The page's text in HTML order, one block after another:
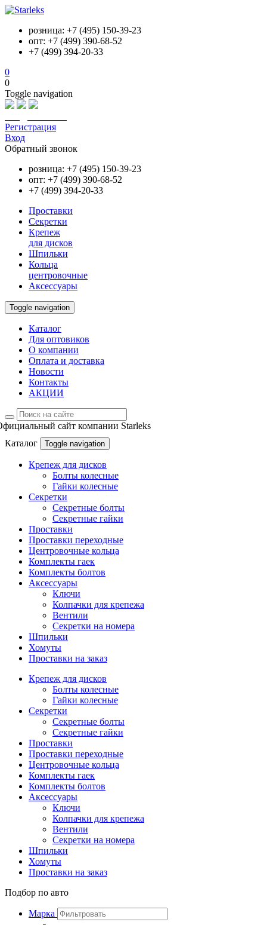
розница: +7 (495) 150-39-23
опт: +7 (499) 390-68-52
+7 (499) 394-20-33
0
0
Toggle navigation
Регистрация
Вход
Обратный звонок
розница: +7 (495) 150-39-23
опт: +7 (499) 390-68-52
+7 (499) 394-20-33
Проставки
Секретки
Крепеж
для дисков
Шпильки
Кольца
центровочные
Аксессуары
Toggle navigation
Каталог
Для оптовиков
О компании
Оплата и доставка
Новости
Контакты
АКЦИИ
сайт компании Starleks
Каталог
Toggle navigation
Крепеж для дисков
Болты колесные
Гайки колесные
Секретки
Секретные болты
Секретные гайки
Проставки
Проставки переходные
Центровочные кольца
Комплекты гаек
Комплекты болтов
Аксессуары
Ключи
Колпачки для крепежа
Вентили
Секретки на номера
Шпильки
Хомуты
Проставки на заказ
Крепеж для дисков
Болты колесные
Гайки колесные
Секретки
Секретные болты
Секретные гайки
Проставки
Проставки переходные
Центровочные кольца
Комплекты гаек
Комплекты болтов
Аксессуары
Ключи
Колпачки для крепежа
Вентили
Секретки на номера
Шпильки
Хомуты
Проставки на заказ
Подбор по авто
Марка